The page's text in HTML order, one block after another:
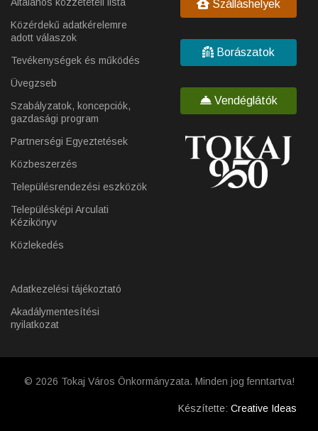
Általános közzétételi lista
Közérdekű adatkérelemre
adott válaszok
Tevékenységek és működés
Üvegzseb
Szabályzatok, koncepciók,
gazdasági program
Partnerségi Egyeztetések
Közbeszerzés
Településrendezési eszközök
Településképi Arculati
Kézikönyv
Közlekedés
Adatkezelési tájékoztató
Akadálymentesítési
nyilatkozat
Szálláshelyek
Borászatok
Vendéglátók
© 2026 Tokaj Város Önkormányzata. Minden jog fenntartva!
Készítette: Creative Ideas